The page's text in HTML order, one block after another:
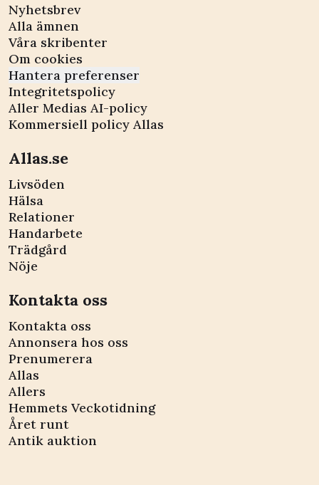
Nyhetsbrev
Alla ämnen
Våra skribenter
Om cookies
Hantera preferenser
Integritetspolicy
Aller Medias AI-policy
Kommersiell policy Allas
Allas.se
Livsöden
Hälsa
Relationer
Handarbete
Trädgård
Nöje
Kontakta oss
Kontakta oss
Annonsera hos oss
Prenumerera
Allas
Allers
Hemmets Veckotidning
Året runt
Antik auktion